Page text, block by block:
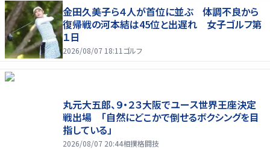
金田久美子ら４人が首位に並ぶ 体調不良から
復帰戦の河本結は45位と出遅れ 女子ゴルフ第
１日
2026/08/07 18:11 ゴルフ
丸元大五郎、９・２３大阪でユース世界王座決定
戦出場 「自然にどこかで倒せるボクシングを目
指している」
2026/08/07 20:44相撲格闘技